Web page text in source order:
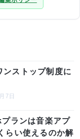
ストップ制度に
7日
ランは音楽アプ
らい使えるのか解